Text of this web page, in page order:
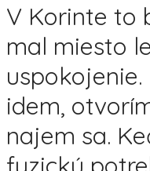
V Korinte to
mal miesto
idem,
najem sa.